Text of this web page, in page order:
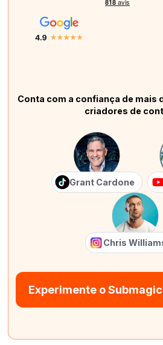
Conta com a confiança de mais
criadores de
Grant Cardone
Chris
Experimente o